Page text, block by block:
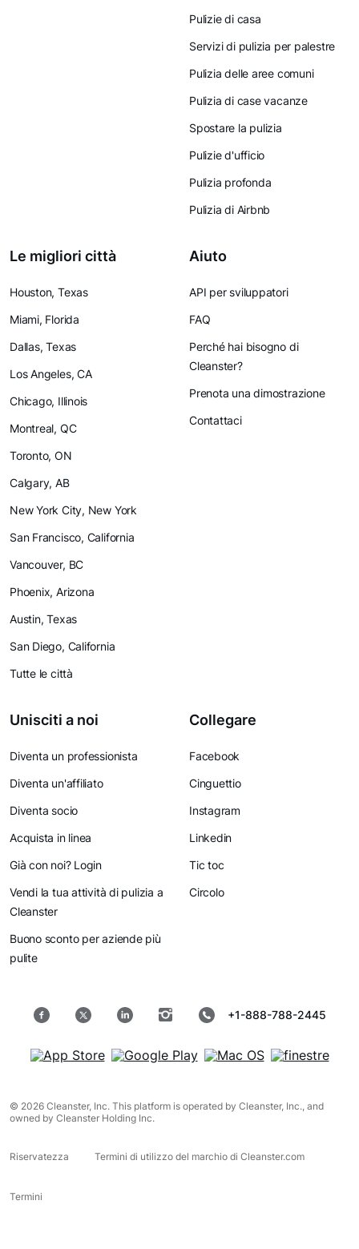
Pulizie di casa
Servizi di pulizia per palestre
Pulizia delle aree comuni
Pulizia di case vacanze
Spostare la pulizia
Pulizie d'ufficio
Pulizia profonda
Pulizia di Airbnb
Le migliori città
Houston, Texas
Miami, Florida
Dallas, Texas
Los Angeles, CA
Chicago, Illinois
Montreal, QC
Toronto, ON
Calgary, AB
New York City, New York
San Francisco, California
Vancouver, BC
Phoenix, Arizona
Austin, Texas
San Diego, California
Tutte le città
Aiuto
API per sviluppatori
FAQ
Perché hai bisogno di
Cleanster?
Prenota una dimostrazione
Contattaci
Unisciti a noi
Diventa un professionista
Diventa un'affiliato
Diventa socio
Acquista in linea
Già con noi? Login
Vendi la tua attività di pulizia a
Cleanster
Buono sconto per aziende più
pulite
Collegare
Facebook
Cinguettio
Instagram
Linkedin
Tic toc
Circolo
+1-888-788-2445
© 2026 Cleanster, Inc. This platform is operated by Cleanster, Inc., and
owned by Cleanster Holding Inc.
Riservatezza Termini di utilizzo del marchio di Cleanster.com
Termini